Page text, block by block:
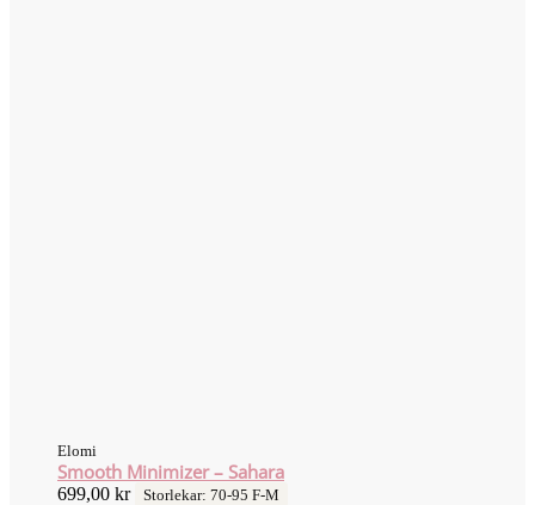
Elomi
Smooth Minimizer – Sahara
699,00 kr Storlekar: 70-95 F-M